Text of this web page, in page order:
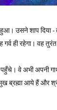
उसने शाप दिया -
ही रहेगा। वह
वे अभी अपनी
ब्रह्मा आये हैं और